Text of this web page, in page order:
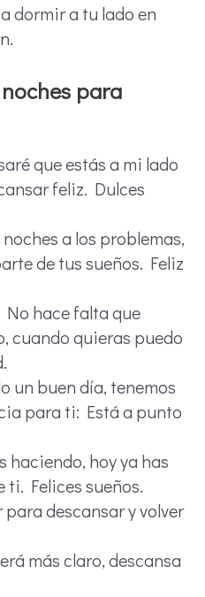
dormir a tu lado en
para
que estás a mi lado
feliz. Dulces
a los problemas,
de tus sueños. Feliz
No hace falta que
cuando quieras puedo
un buen día, tenemos
para ti: Está a punto
haciendo, hoy ya has
ti. Felices sueños.
descansar y volver
más claro, descansa